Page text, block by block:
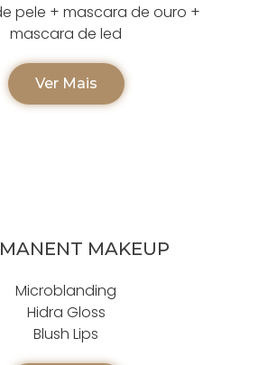
pele + mascara de ouro +
mascara de led
Ver Mais
MAKEUP
Microblanding
Hidra Gloss
Blush Lips